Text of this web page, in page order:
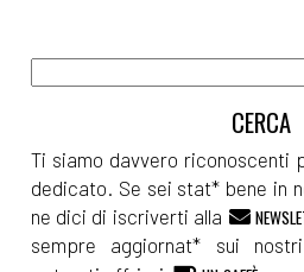
Ti siamo davvero riconoscenti
dedicato. Se sei stat* bene in
ne dici di iscriverti alla
sempre aggiornat* sui